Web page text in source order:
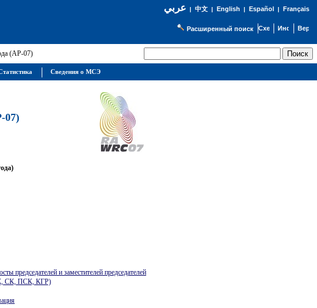
عربي| 中文| English | Español | Français
Расширенный поиск
(АР-07)
07)
председателей и заместителей председателей
СК, ПСК, КГР)
Сведения о МСЭ